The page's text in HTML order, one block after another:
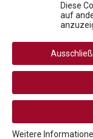
Media
Rechtliche
Navigation
AGB
Rücktritt /
Disclaimer
Cookie-
Diese
auf
Weitere